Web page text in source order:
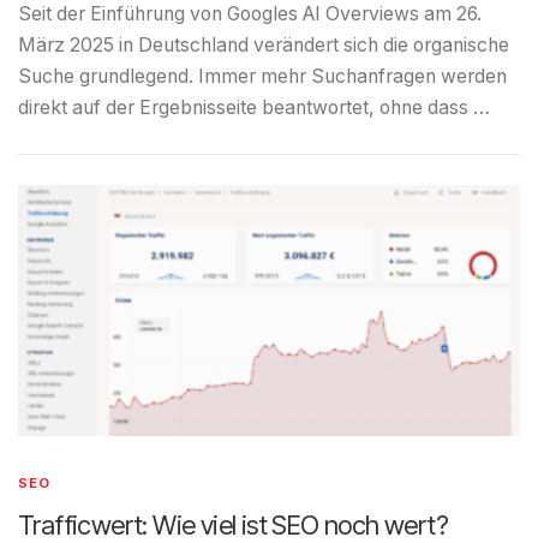
Seit der Einführung von Googles AI Overviews am 26.
März 2025 in Deutschland verändert sich die organische
Suche grundlegend. Immer mehr Suchanfragen werden
direkt auf der Ergebnisseite beantwortet, ohne dass …
SEO
Trafficwert: Wie viel ist SEO noch wert?